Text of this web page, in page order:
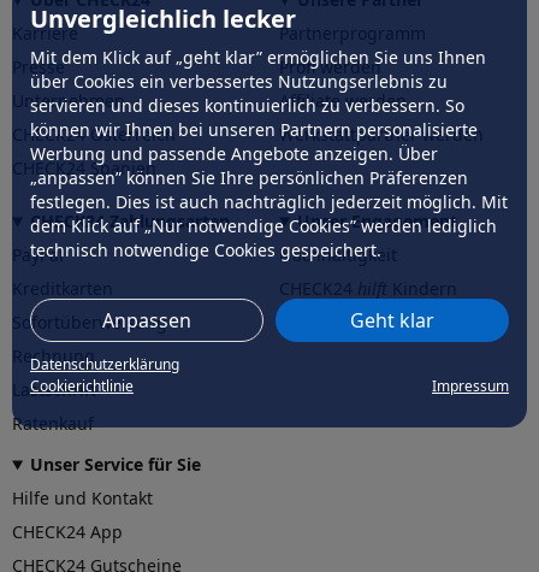
Unvergleichlich lecker
Mit dem Klick auf „geht klar” ermöglichen Sie uns Ihnen
über Cookies ein verbessertes Nutzungserlebnis zu
servieren und dieses kontinuierlich zu verbessern. So
können wir Ihnen bei unseren Partnern personalisierte
Werbung und passende Angebote anzeigen. Über
„anpassen” können Sie Ihre persönlichen Präferenzen
festlegen. Dies ist auch nachträglich jederzeit möglich. Mit
dem Klick auf „Nur notwendige Cookies” werden lediglich
technisch notwendige Cookies gespeichert.
Anpassen Geht klar
Datenschutzerklärung
Cookierichtlinie
Impressum
Karriere
Presse
Unternehmen
CHECK24 Österreich
CHECK24 Spanien
Partnerprogramm
Profi werden
Affiliate werden
Werkstattpartner werden
CHECK24 Zahlungsarten
PayPal
Sofortüberweisung
Rechnung
Lastschrift
Ratenkauf
Unser Engagement
Nachhaltigkeit
CHECK24hilftder Natur
Unser Service für Sie
Hilfe und Kontakt
CHECK24 App
CHECK24 Gutscheine